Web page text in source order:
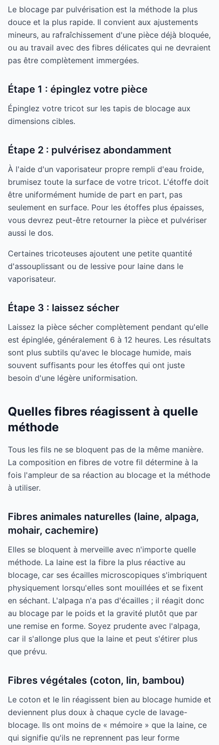
Le blocage par pulvérisation est la méthode la plus
douce et la plus rapide. Il convient aux ajustements
mineurs, au rafraîchissement d'une pièce déjà bloquée,
ou au travail avec des fibres délicates qui ne devraient
pas être complètement immergées.
Étape 1 : épinglez votre pièce
Épinglez votre tricot sur les tapis de blocage aux
dimensions cibles.
Étape 2 : pulvérisez abondamment
À l'aide d'un vaporisateur propre rempli d'eau froide,
brumisez toute la surface de votre tricot. L'étoffe doit
être uniformément humide de part en part, pas
seulement en surface. Pour les étoffes plus épaisses,
vous devrez peut-être retourner la pièce et pulvériser
aussi le dos.
Certaines tricoteuses ajoutent une petite quantité
d'assouplissant ou de lessive pour laine dans le
vaporisateur.
Étape 3 : laissez sécher
Laissez la pièce sécher complètement pendant qu'elle
est épinglée, généralement 6 à 12 heures. Les résultats
sont plus subtils qu'avec le blocage humide, mais
souvent suffisants pour les étoffes qui ont juste
besoin d'une légère uniformisation.
Quelles fibres réagissent à quelle
méthode
Tous les fils ne se bloquent pas de la même manière.
La composition en fibres de votre fil détermine à la
fois l'ampleur de sa réaction au blocage et la méthode
à utiliser.
Fibres animales naturelles (laine, alpaga,
mohair, cachemire)
Elles se bloquent à merveille avec n'importe quelle
méthode. La laine est la fibre la plus réactive au
blocage, car ses écailles microscopiques s'imbriquent
physiquement lorsqu'elles sont mouillées et se fixent
en séchant. L'alpaga n'a pas d'écailles ; il réagit donc
au blocage par le poids et la gravité plutôt que par
une remise en forme. Soyez prudente avec l'alpaga,
car il s'allonge plus que la laine et peut s'étirer plus
que prévu.
Fibres végétales (coton, lin, bambou)
Le coton et le lin réagissent bien au blocage humide et
deviennent plus doux à chaque cycle de lavage-
blocage. Ils ont moins de « mémoire » que la laine, ce
qui signifie qu'ils ne reprennent pas leur forme